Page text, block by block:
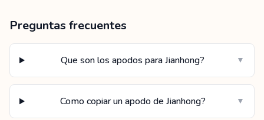
Preguntas frecuentes
Que son los apodos para Jianhong? ▼
Como copiar un apodo de Jianhong? ▼